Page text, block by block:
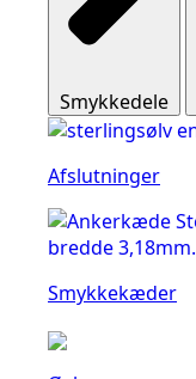
Smykkedele
Afslutninger
Smykkekæder